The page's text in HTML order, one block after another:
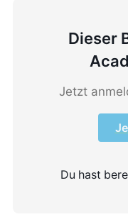
Dieser
Jetzt
Du hast